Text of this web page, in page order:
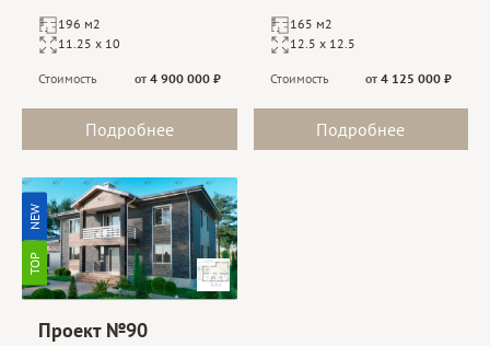
196 м2
11.25 х 10
Стоимость от 4 900 000 ₽
Подробнее
165 м2
12.5 х 12.5
Стоимость от 4 125 000 ₽
Подробнее
NEW
TOP
Проект №90